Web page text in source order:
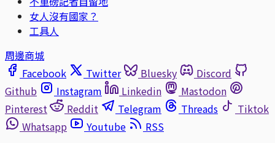
女人沒有國家？
工具人
周邊商城
Facebook
Twitter Bluesky
Discord
Github
Instagram Linkedin
Mastodon
Pinterest
Reddit Telegram Threads
Tiktok
Whatsapp
Youtube
RSS